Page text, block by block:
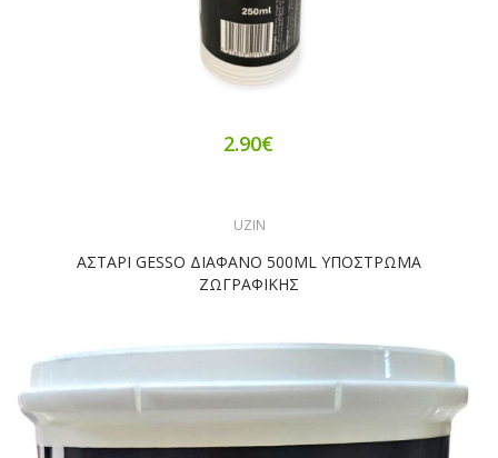
2.90€
UZIN
ΑΣΤΑΡΙ GESSO ΔΙΑΦΑΝΟ 500ML ΥΠΟΣΤΡΩΜΑ
ΖΩΓΡΑΦΙΚΗΣ